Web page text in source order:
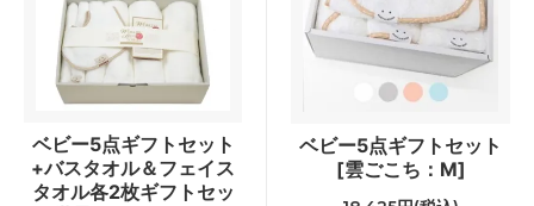
ベビー5点ギフトセット
+バスタオル＆フェイス
タオル各2枚ギフトセッ
ベビー5点ギフトセット
[雲ごこち：M]